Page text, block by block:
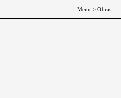
Menu >Obras